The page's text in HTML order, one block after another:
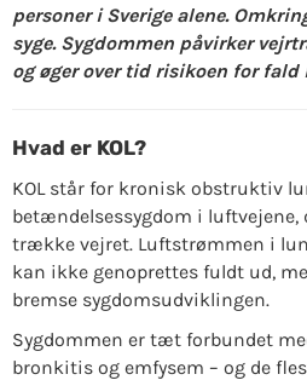
personer i Sverige alene.
syge. Sygdommen påvirker
og øger over tid risikoen for fald
Hvad er KOL?
KOL står for kronisk obstruktiv
betændelsessygdom i
trække vejret. Luftstrømmen i
kan ikke genoprettes fuldt ud,
bremse sygdomsudviklingen.
Sygdommen er tæt forbundet
bronkitis og emfysem – og de